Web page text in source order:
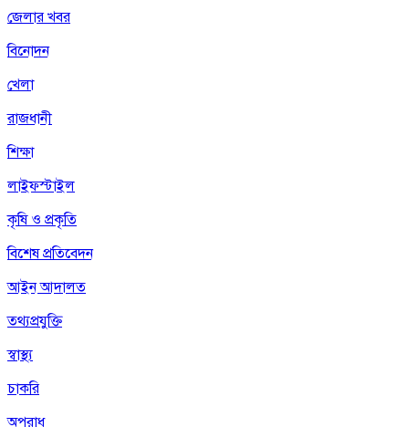
জেলার খবর
বিনোদন
খেলা
রাজধানী
শিক্ষা
লাইফস্টাইল
কৃষি ও প্রকৃতি
বিশেষ প্রতিবেদন
আইন আদালত
তথ্যপ্রযুক্তি
স্বাস্থ্য
চাকরি
অপরাধ